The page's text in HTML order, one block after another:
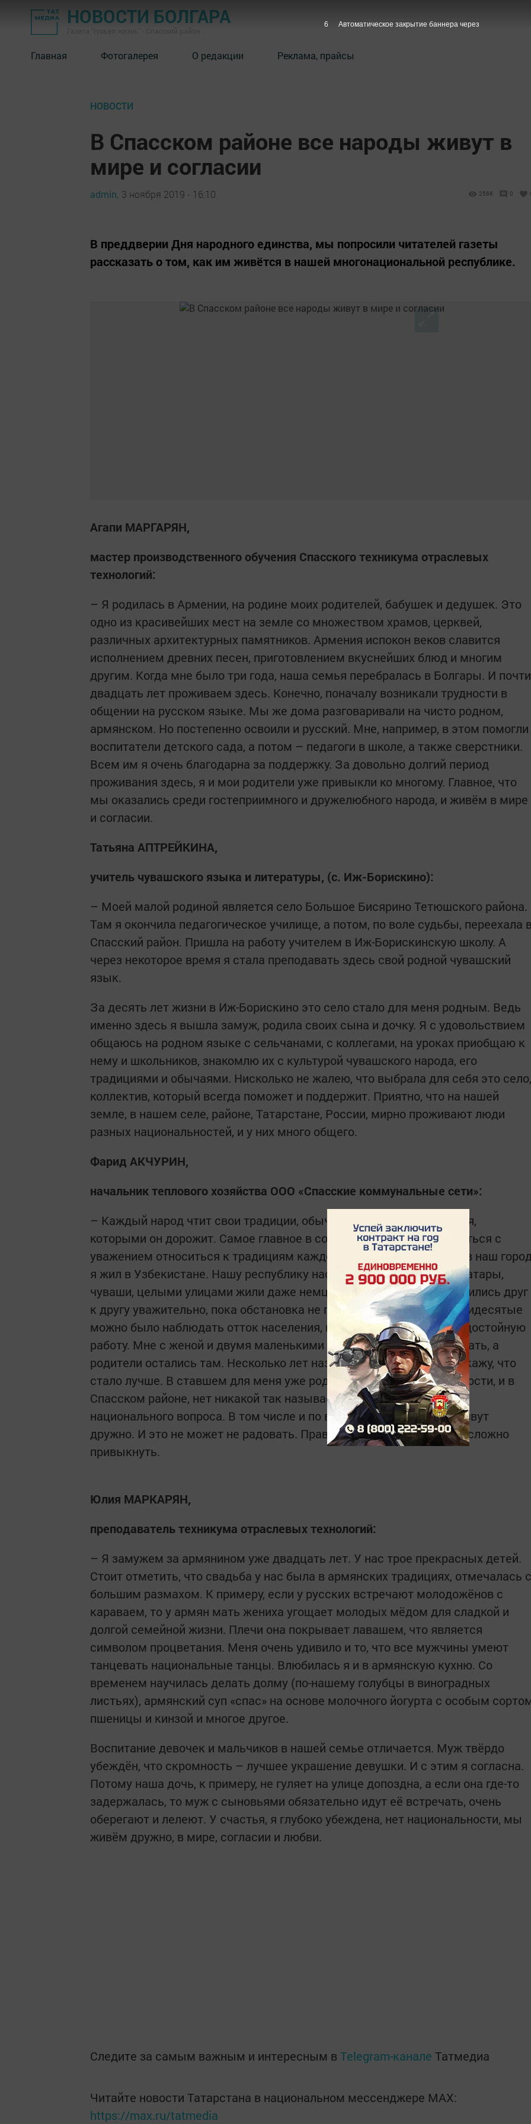
НОВОСТИ БОЛГАРА
Главная Фотогалерея О редакции Реклама, прайсы
НОВОСТИ
В Спасском районе все народы живут в
мире и согласии
admin, 3 ноября 2019 - 16:10 2566 0
В преддверии Дня народного единства, мы попросили читателей газеты
рассказать о том, как им живётся в нашей многонациональной республике.
Агапи МАРГАРЯН,
мастер производственного обучения Спасского техникума отраслевых
технологий:
– Я родилась в Армении, на родине моих родителей, бабушек и дедушек. Это
одно из красивейших мест на земле со множеством храмов, церквей,
различных архитектурных памятников. Армения испокон веков славится
исполнением древних песен, приготовлением вкуснейших блюд и многим
другим. Когда мне было три года, наша семья перебралась в Болгары. И почти
двадцать лет проживаем здесь. Конечно, поначалу возникали трудности в
общении на русском языке. Мы же дома разговаривали на чисто родном,
армянском. Но постепенно освоили и русский. Мне, например, в этом помогли
воспитатели детского сада, а потом – педагоги в школе, а также сверстники.
Всем им я очень благодарна за поддержку. За довольно долгий период
проживания здесь, я и мои родители уже привыкли ко многому. Главное, что
мы оказались среди гостеприимного и дружелюбного народа, и живём в мире
и согласии.
Татьяна АПТРЕЙКИНА,
учитель чувашского языка и литературы, (с. Иж-Борискино):
– Моей малой родиной является село Большое Бисярино Тетюшского района.
Там я окончила педагогическое училище, а потом, по воле судьбы, переехала
Спасский район. Пришла на работу учителем в Иж-Борискинскую школу. А
через некоторое время я стала преподавать здесь свой родной чувашский
язык.
За десять лет жизни в Иж-Борискино это село стало для меня родным. Ведь
именно здесь я вышла замуж, родила своих сына и дочку. Я с удовольствием
общаюсь на родном языке с сельчанами, с коллегами, на уроках приобщаю к
нему и школьников, знакомлю их с культурой чувашского народа, его
традициями и обычаями. Нисколько не жалею, что выбрала для себя это село,
коллектив, который всегда поможет и поддержит. Приятно, что на нашей
земле, в нашем селе, районе, Татарстане, России, мирно проживают люди
разных национальностей, и у них много общего.
Фарид АКЧУРИН,
начальник теплового хозяйства ООО «Спасские коммунальные сети»:
– Каждый народ чтит свои традиции, обычаи, имеет свои верования,
которыми он дорожит. Самое главное в совместной жизни — научиться с
уважением относиться к традициям каждого народа. До переезда в наш
я жил в Узбекистане. Нашу республику населяли узбеки, русские, татары,
чуваши, целыми улицами жили даже немцы, корейцы… И все относились друг
к другу уважительно, пока обстановка не поменялась. Уже в восьмидесятые
можно было наблюдать отток населения, невозможно было найти достойную
работу. Мне с женой и двумя маленькими детьми пришлось переехать, а
родители остались там. Несколько лет назад я был на родине, не скажу, что
стало лучше. В ставшем для меня уже родным Татарстане, в частности, и в
Спасском районе, нет никакой так называемой остроты в сфере
национального вопроса. В том числе и по вероисповеданию. Все живут
дружно. И это не может не радовать. Правда, к климату до сих пор сложно
привыкнуть.
Юлия МАРКАРЯН,
преподаватель техникума отраслевых технологий:
– Я замужем за армянином уже двадцать лет. У нас трое прекрасных детей.
Стоит отметить, что свадьба у нас была в армянских традициях, отмечалась с
большим размахом. К примеру, если у русских встречают молодожёнов с
караваем, то у армян мать жениха угощает молодых мёдом для сладкой и
долгой семейной жизни. Плечи она покрывает лавашем, что является
символом процветания. Меня очень удивило и то, что все мужчины умеют
танцевать национальные танцы. Влюбилась я и в армянскую кухню. Со
временем научилась делать долму (по-нашему голубцы в виноградных
листьях), армянский суп «спас» на основе молочного йогурта с особым
пшеницы и кинзой и многое другое.
Воспитание девочек и мальчиков в нашей семье отличается. Муж твёрдо
убеждён, что скромность – лучшее украшение девушки. И с этим я согласна.
Потому наша дочь, к примеру, не гуляет на улице допоздна, а если она где-то
задержалась, то муж с сыновьями обязательно идут её встречать, очень
оберегают и лелеют. У счастья, я глубоко убеждена, нет национальности, мы
живём дружно, в мире, согласии и любви.
Следите за самым важным и интересным в Telegram-канале Татмедиа
Читайте новости Татарстана в национальном мессенджере MАХ:
https://max.ru/tatmedia
5 Автоматическое закрытие баннера через